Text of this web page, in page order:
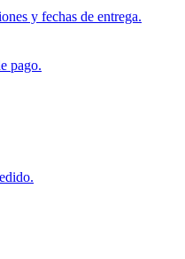
y fechas de entrega.
pago.